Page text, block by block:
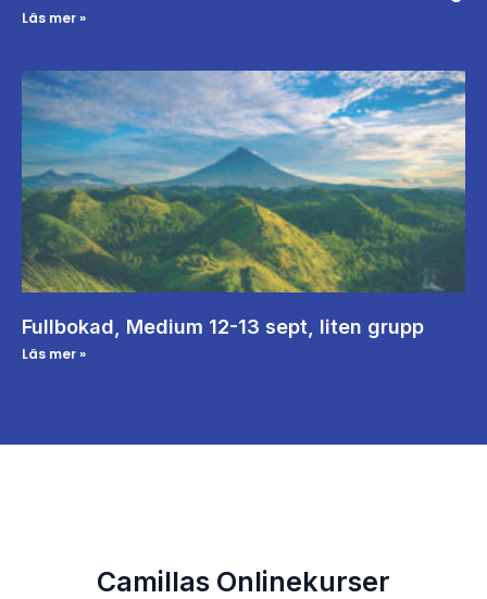
Läs mer »
Fullbokad, Medium 12-13 sept, liten grupp
Läs mer »
Camillas Onlinekurser